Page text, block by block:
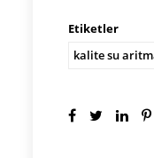
Etiketler
kalite su